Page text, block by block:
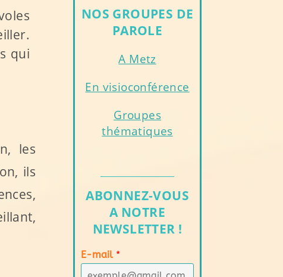
qui
les
ils
NOS GROUPES DE
PAROLE
A Metz
En visioconférence
Groupes
thématiques
ABONNEZ-VOUS
A NOTRE
NEWSLETTER !
E-mail *